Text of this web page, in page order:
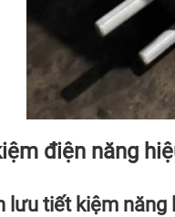
điện năng
lưu tiết kiệm năng